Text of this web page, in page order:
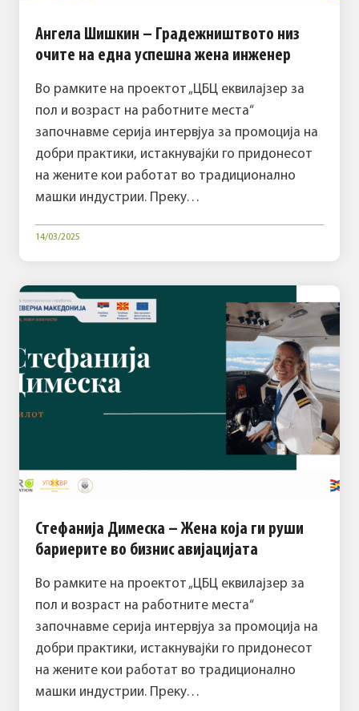
Ангела Шишкин – Градежништвото низ
очите на една успешна жена инженер
Во рамките на проектот „ЦБЦ еквилајзер за
пол и возраст на работните места“
започнавме серија интервјуа за промоција на
добри практики, истакнувајќи го придонесот
на жените кои работат во традиционално
машки индустрии. Преку…
14/03/2025
Стефанија Димеска – Жена која ги руши
бариерите во бизнис авијацијата
Во рамките на проектот „ЦБЦ еквилајзер за
пол и возраст на работните места“
започнавме серија интервјуа за промоција на
добри практики, истакнувајќи го придонесот
на жените кои работат во традиционално
машки индустрии. Преку…